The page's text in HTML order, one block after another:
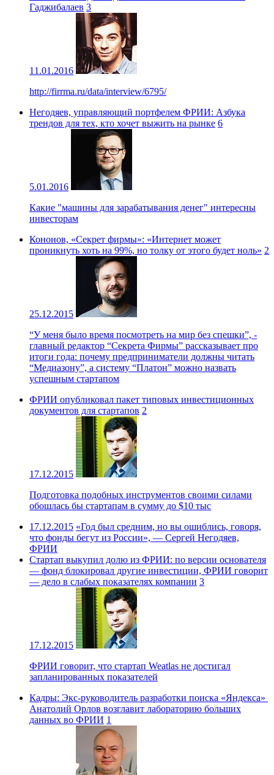
Гаджибалаев 3
11.01.2016
http://firrma.ru/data/interview/6795/
Негодяев, управляющий портфелем ФРИИ: Азбука
трендов для тех, кто хочет выжить на рынке 6
5.01.2016
Какие "машины для зарабатывания денег" интересны
инвесторам
Кононов, «Секрет фирмы»: «Интернет может
проникнуть хоть на 99%, но толку от этого будет ноль» 2
25.12.2015
“У меня было время посмотреть на мир без спешки”, -
главный редактор “Секрета Фирмы” рассказывает про
итоги года: почему предприниматели должны читать
“Медиазону”, а систему “Платон” можно назвать
успешным стартапом
ФРИИ опубликовал пакет типовых инвестиционных
документов для стартапов 2
17.12.2015
Подготовка подобных инструментов своими силами
обошлась бы стартапам в сумму до $10 тыс
17.12.2015 «Год был средним, но вы ошиблись, говоря,
что фонды бегут из России», — Сергей Негодяев,
ФРИИ
Стартап выкупил долю из ФРИИ: по версии основателя
— фонд блокировал другие инвестиции, ФРИИ говорит
— дело в слабых показателях компании 3
17.12.2015
ФРИИ говорит, что стартап Weatlas не достигал
запланированных показателей
Кадры: Экс-руководитель разработки поиска «Яндекса» ​
Анатолий Орлов​ возглавит лабораторию больших
данных во ФРИИ 1